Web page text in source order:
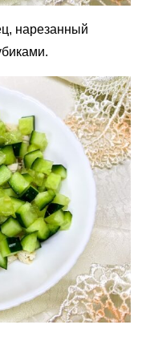
нарезанный